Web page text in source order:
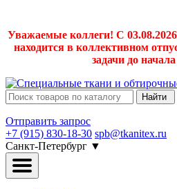
Уважаемые коллеги! С
находится в коллективном
задачи до
Найти
Отправить запрос
+7 (915) 830-18-30 spb@tkanitex.ru
Санкт-Петербург ▼